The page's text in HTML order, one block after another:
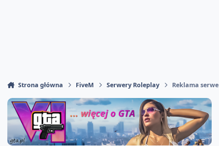
Strona główna FiveM Serwery Roleplay Reklama